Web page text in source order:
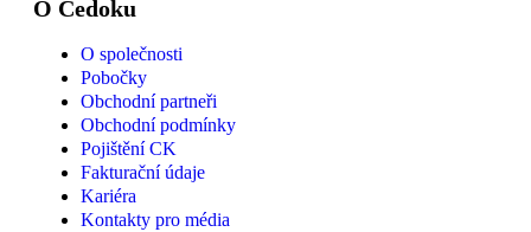
O Čedoku
O společnosti
Pobočky
Obchodní partneři
Obchodní podmínky
Pojištění CK
Fakturační údaje
Kariéra
Kontakty pro média